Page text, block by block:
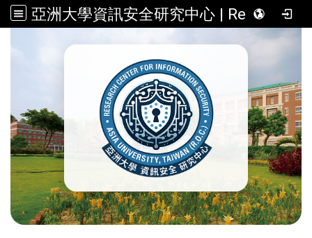
亞洲大學資訊安全研究中心 | Research Center for Information Security, Asia University, Taiwan (R.O.C.)